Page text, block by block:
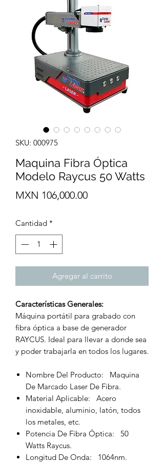
SKU: 000975
Maquina Fibra Óptica
Modelo Raycus 50 Watts
MXN 106,000.00Precio
Cantidad *
Agregar al carrito
Características Generales:
Máquina portátil para grabado con
fibra óptica a base de generador
RAYCUS. Ideal para llevar a donde sea
y poder trabajarla en todos los lugares.
Nombre Del Producto: Maquina
De Marcado Laser De Fibra.
Material Aplicable: Acero
inoxidable, aluminio, latón, todos
los metales, etc.
Potencia De Fibra Óptica: 50
Watts Raycus.
Longitud De Onda: 1064nm.